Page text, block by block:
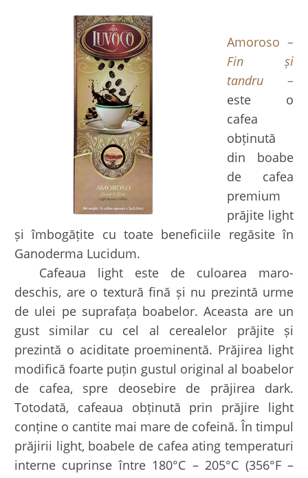
Amoroso –
Fin și
tandru –
este o
cafea
obținută
din boabe
de cafea
premium
prăjite light
și îmbogățite cu toate beneficiile regăsite în
Ganoderma Lucidum.
Cafeaua light este de culoarea maro-
deschis, are o textură fină și nu prezintă urme
de ulei pe suprafața boabelor. Aceasta are un
gust similar cu cel al cerealelor prăjite și
prezintă o aciditate proeminentă. Prăjirea light
modifică foarte puțin gustul original al boabelor
de cafea, spre deosebire de prăjirea dark.
Totodată, cafeaua obținută prin prăjire light
conține o cantite mai mare de cofeină. În timpul
prăjirii light, boabele de cafea ating temperaturi
interne cuprinse între 180°C – 205°C (356°F –